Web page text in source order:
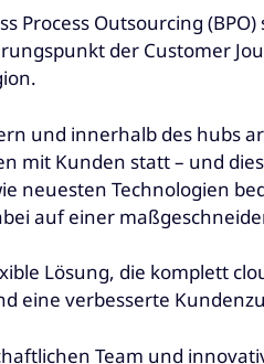
Outsourcing
der Customer
und innerhalb des hubs
mit Kunden statt – und
neuesten Technologien
auf einer
Lösung, die komplett
eine verbesserte
Team und